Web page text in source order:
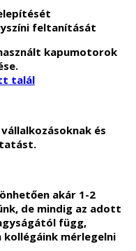
feltanítását
kapumotorok
talál
vállalkozásoknak és
akár 1-2
de mindig az adott
függ,
mérlegelni